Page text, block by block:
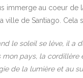
immerge au coeur de
ville de Santiago. Cela
le soleil se lève, il a
mon pays, la cordillère
de la lumière et au